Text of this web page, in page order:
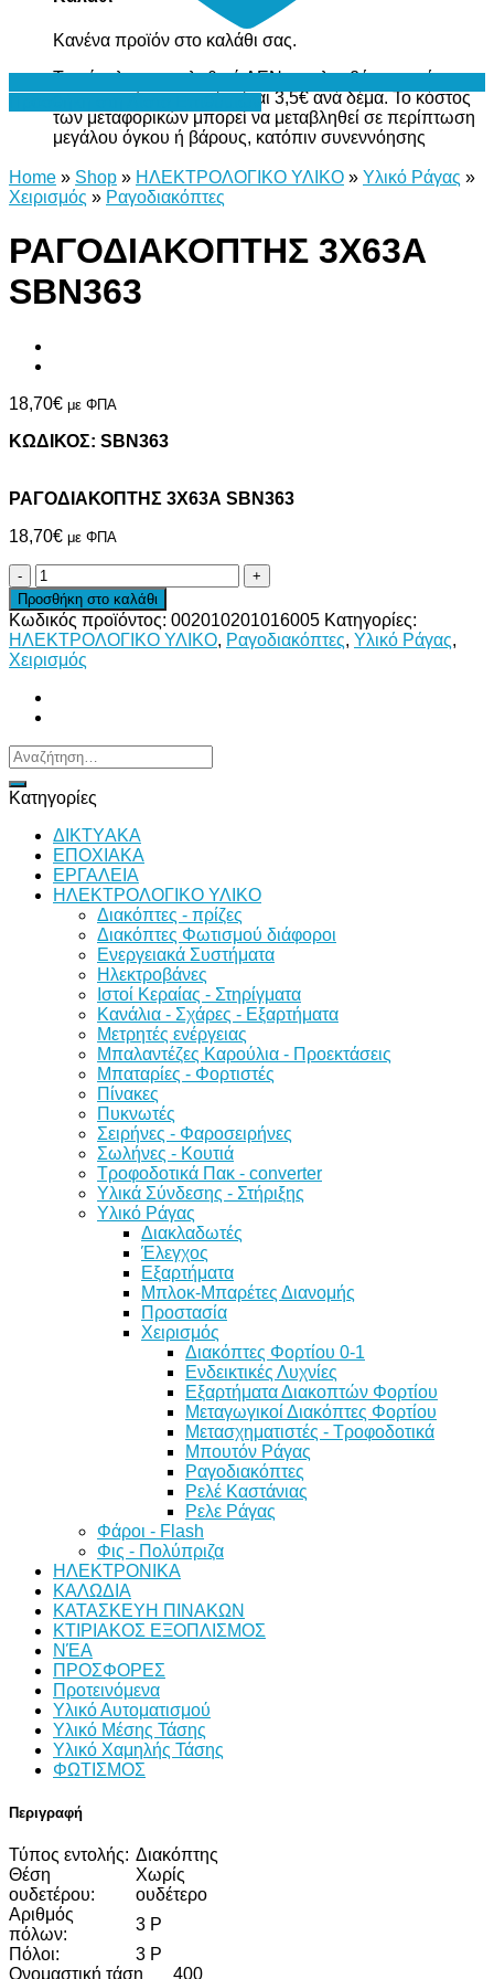
Κανένα προϊόν στο καλάθι σας.
Το σύνολο του καλαθιού ΔΕΝ περιλαμβάνει το κόστος
μεταφορικών, το οποίο είναι 3,5€ ανά δέμα. Το κόστος
των μεταφορικών μπορεί να μεταβληθεί σε περίπτωση
μεγάλου όγκου ή βάρους, κατόπιν συνεννόησης
Home » Shop » ΗΛΕΚΤΡΟΛΟΓΙΚΟ ΥΛΙΚΟ » Υλικό Ράγας »
Χειρισμός » Ραγοδιακόπτες
ΡΑΓΟΔΙΑΚΟΠΤΗΣ 3Χ63Α
SBN363
18,70€ με ΦΠΑ
ΚΩΔΙΚΟΣ: SBN363
ΡΑΓΟΔΙΑΚΟΠΤΗΣ 3Χ63Α SBN363
18,70€ με ΦΠΑ
ΡΑΓΟΔΙΑΚΟΠΤΗΣ
3Χ63Α
SBN363
ποσότητα
Προσθήκη στο καλάθι
Κωδικός προϊόντος: 002010201016005 Κατηγορίες:
ΗΛΕΚΤΡΟΛΟΓΙΚΟ ΥΛΙΚΟ, Ραγοδιακόπτες, Υλικό Ράγας,
Χειρισμός
Αναζήτηση
για:
Κατηγορίες
ΔΙKTΥAKA
ΕΠΟΧΙΑΚΑ
ΕΡΓΑΛΕΙΑ
ΗΛΕΚΤΡΟΛΟΓΙΚΟ ΥΛΙΚΟ
Διακόπτες - πρίζες
Διακόπτες Φωτισμού διάφοροι
Ενεργειακά Συστήματα
Ηλεκτροβάνες
Ιστοί Κεραίας - Στηρίγματα
Κανάλια - Σχάρες - Εξαρτήματα
Μετρητές ενέργειας
Μπαλαντέζες Καρούλια - Προεκτάσεις
Μπαταρίες - Φορτιστές
Πίνακες
Πυκνωτές
Σειρήνες - Φαροσειρήνες
Σωλήνες - Κουτιά
Τροφοδοτικά Πακ - converter
Υλικά Σύνδεσης - Στήριξης
Υλικό Ράγας
Διακλαδωτές
Έλεγχος
Εξαρτήματα
Μπλοκ-Μπαρέτες Διανομής
Προστασία
Χειρισμός
Διακόπτες Φορτίου 0-1
Ενδεικτικές Λυχνίες
Εξαρτήματα Διακοπτών Φορτίου
Μεταγωγικοί Διακόπτες Φορτίου
Μετασχηματιστές - Τροφοδοτικά
Μπουτόν Ράγας
Ραγοδιακόπτες
Ρελέ Καστάνιας
Ρελε Ράγας
Φάροι - Flash
Φις - Πολύπριζα
ΗΛΕΚΤΡΟΝΙΚΑ
ΚΑΛΩΔΙΑ
ΚΑΤΑΣΚΕΥΗ ΠΙΝΑΚΩΝ
ΚΤΙΡΙΑΚΟΣ ΕΞΟΠΛΙΣΜΟΣ
ΝΈΑ
ΠΡΟΣΦΟΡΕΣ
Προτεινόμενα
Υλικό Αυτοματισμού
Υλικό Μέσης Τάσης
Υλικό Χαμηλής Τάσης
ΦΩΤΙΣΜΟΣ
Περιγραφή
Τύπος εντολής: Διακόπτης
Θέση
ουδετέρου:
Χωρίς
ουδέτερο
Αριθμός
πόλων:
3 P
Πόλοι:
3 P
Ονομαστική τάση
400